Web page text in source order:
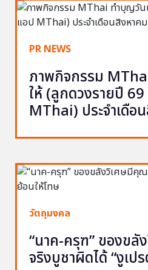
PR NEWS
ภาพกิจกรรม
ให้ (ลูกดวงรายปี
MThai) ประจำเดือ
วัตถุมงคล
“นาค-ครุฑ” ของข
จริงบูชาผิดได้ “งูเป